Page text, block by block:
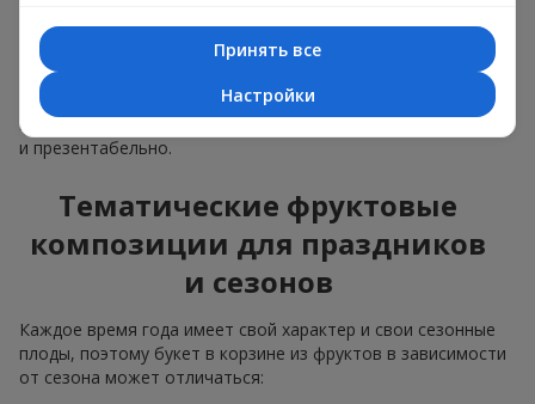
декоративные элементы, соответствующие событию.
По желанию клиента корзина с фруктами может быть
оформлена в прозрачной пленке или стильной коробке —
всегда с праздничной подачей, которая выглядит аккуратно
и презентабельно.
Тематические фруктовые
композиции для праздников
и сезонов
Каждое время года имеет свой характер и свои сезонные
плоды, поэтому букет в корзине из фруктов в зависимости
от сезона может отличаться:
Принять все
Настройки